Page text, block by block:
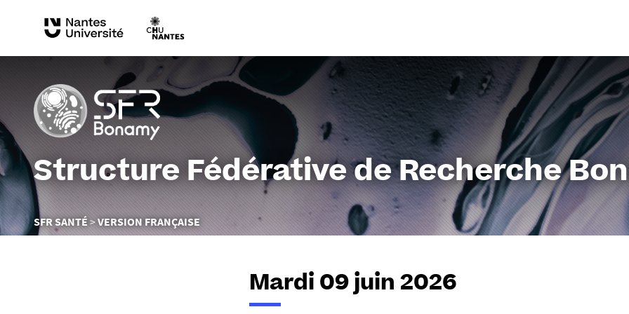
Structure Fédérative de Recherche
Vous
êtes
SFR SANTÉ VERSION FRANÇAISE
Mardi 09 juin 2026